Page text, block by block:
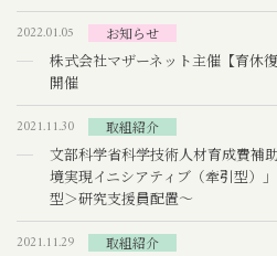
2022.01.05 お知らせ
株式会社マザーネット主催【育休
開催
2021.11.30 取組紹介
文部科学省科学技術人材育成費補
境実現イニシアティブ（牽引型）
型＞研究支援員配置～
2021.11.29 取組紹介